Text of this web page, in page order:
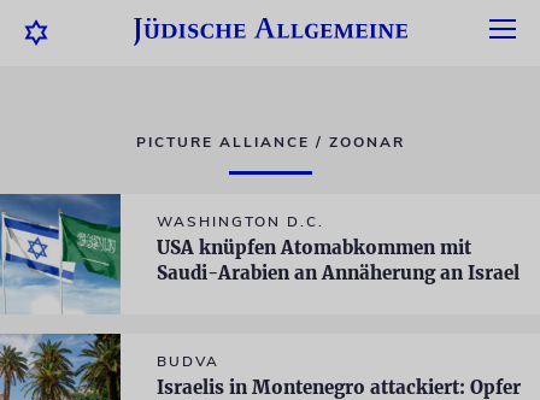
PICTURE ALLIANCE / ZOONAR
WASHINGTON D.C.
USA knüpfen Atomabkommen mit
Saudi-Arabien an Annäherung an Israel
BUDVA
Israelis in Montenegro attackiert: Opfer